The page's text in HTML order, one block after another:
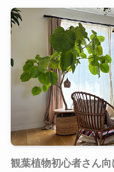
観葉植物初心者さん